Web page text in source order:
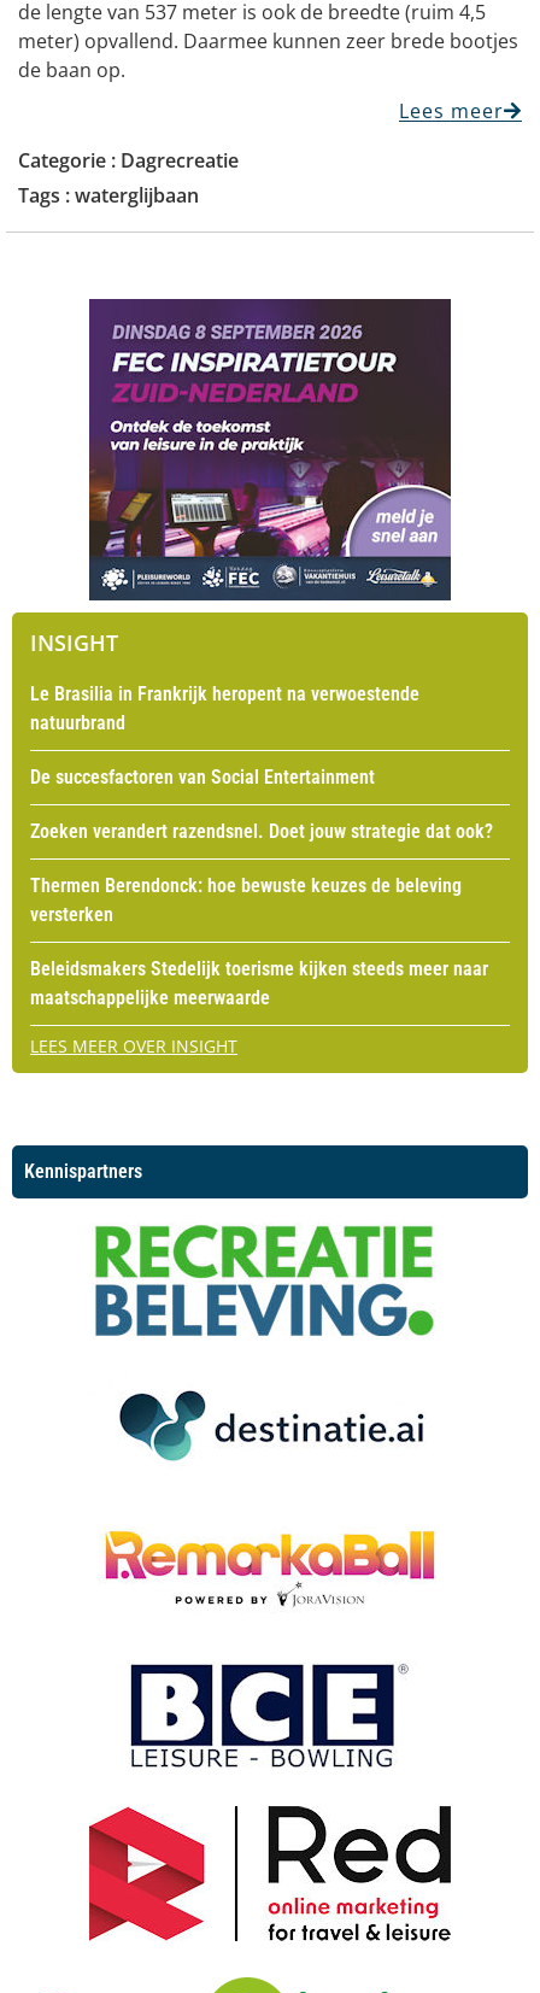
de lengte van 537 meter is ook de breedte (ruim 4,5
meter) opvallend. Daarmee kunnen zeer brede bootjes
de baan op.
Lees meer
Categorie : Dagrecreatie
Tags :waterglijbaan
INSIGHT
Le Brasilia in Frankrijk heropent na verwoestende
natuurbrand
De succesfactoren van Social Entertainment
Zoeken verandert razendsnel. Doet jouw strategie dat ook?
Thermen Berendonck: hoe bewuste keuzes de beleving
versterken
Beleidsmakers Stedelijk toerisme kijken steeds meer naar
maatschappelijke meerwaarde
LEES MEER OVER INSIGHT
Kennispartners